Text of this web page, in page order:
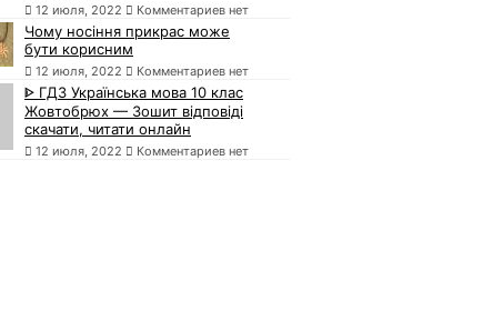
12 июля, 2022 Комментариев нет
Чому носіння прикрас може
бути корисним
12 июля, 2022 Комментариев нет
ᐈ ГДЗ Українська мова 10 клас
Жовтобрюх — Зошит відповіді
скачати, читати онлайн
12 июля, 2022 Комментариев нет